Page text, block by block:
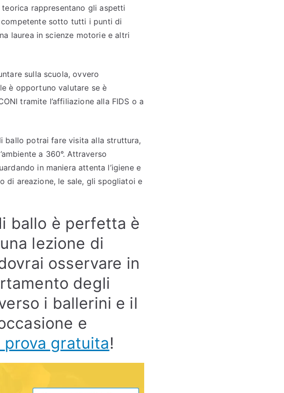
rappresentano gli aspetti
competente sotto tutti i punti di
laurea in scienze motorie e altri
sulla scuola, ovvero
è opportuno valutare se è
tramite l’affiliazione alla FIDS o a
ballo potrai fare visita alla struttura,
a 360°. Attraverso
in maniera attenta l’igiene e
di areazione, le sale, gli spogliatoi e
ballo è perfetta è
lezione di
osservare in
degli
i ballerini e il
e
gratuita!